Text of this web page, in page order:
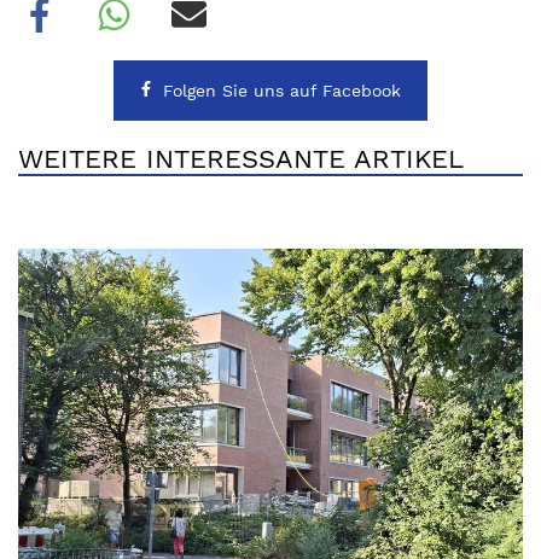
Folgen Sie uns auf Facebook
WEITERE INTERESSANTE ARTIKEL